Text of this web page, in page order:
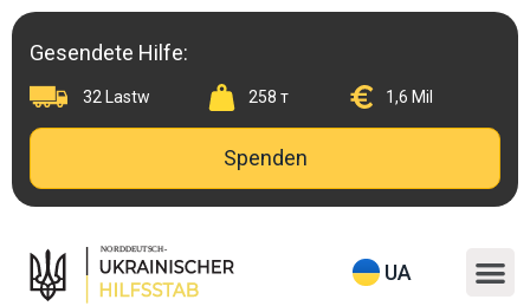
Skip
to
contentGesendete Hilfe:
32 Lastw 258 т 1,6 Mil
Spenden
UA